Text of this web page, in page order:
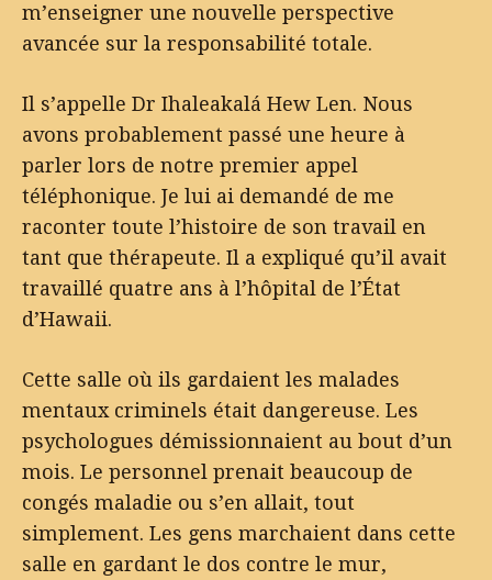
m’enseigner une nouvelle perspective
avancée sur la responsabilité totale.
Il s’appelle Dr Ihaleakalá Hew Len. Nous
avons probablement passé une heure à
parler lors de notre premier appel
téléphonique. Je lui ai demandé de me
raconter toute l’histoire de son travail en
tant que thérapeute. Il a expliqué qu’il avait
travaillé quatre ans à l’hôpital de l’État
d’Hawaii.
Cette salle où ils gardaient les malades
mentaux criminels était dangereuse. Les
psychologues démissionnaient au bout d’un
mois. Le personnel prenait beaucoup de
congés maladie ou s’en allait, tout
simplement. Les gens marchaient dans cette
salle en gardant le dos contre le mur,